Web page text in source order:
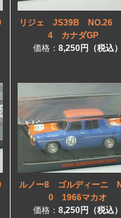
リジェ JS39B NO.26
4 カナダGP
価格： 8,250円（税込）
ルノー8 ゴルディーニ
0 1966マカオ
価格： 8,250円（税込）